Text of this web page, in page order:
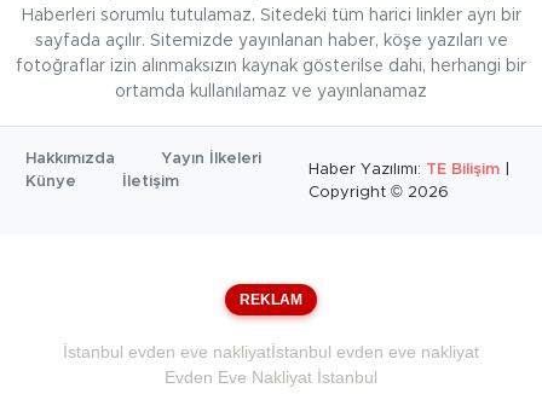
Haberleri sorumlu tutulamaz. Sitedeki tüm harici linkler ayrı bir
sayfada açılır. Sitemizde yayınlanan haber, köşe yazıları ve
fotoğraflar izin alınmaksızın kaynak gösterilse dahi, herhangi bir
ortamda kullanılamaz ve yayınlanamaz
Hakkımızda
Yayın İlkeleri
Künye
İletişim
Haber Yazılımı: TE Bilişim
Copyright © 2026
REKLAM
İstanbul evden eve nakliyatİstanbul evden eve nakliyat
Evden Eve Nakliyat İstanbul